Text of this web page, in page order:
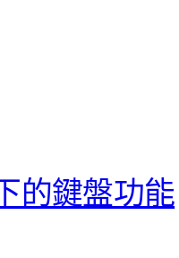
下的鍵盤功能